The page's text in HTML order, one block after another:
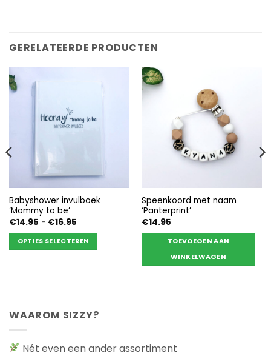
GERELATEERDE PRODUCTEN
Babyshower invulboek
‘Mommy to be’
€14.95 - €16.95Prijsklasse:
tot
€16.95
OPTIES SELECTEREN
Deze
optie
kan
Speenkoord met naam
‘Panterprint’
€14.95
TOEVOEGEN AAN
WINKELWAGEN
WAAROM SIZZY?
Nét even een ander assortiment